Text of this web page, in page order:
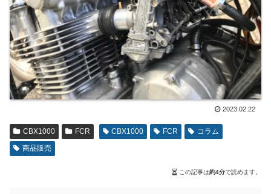
2023.02.22
CBX1000 FCR CBX1000 FCR
コラム
商品販売
この記事は約4分で読めます。